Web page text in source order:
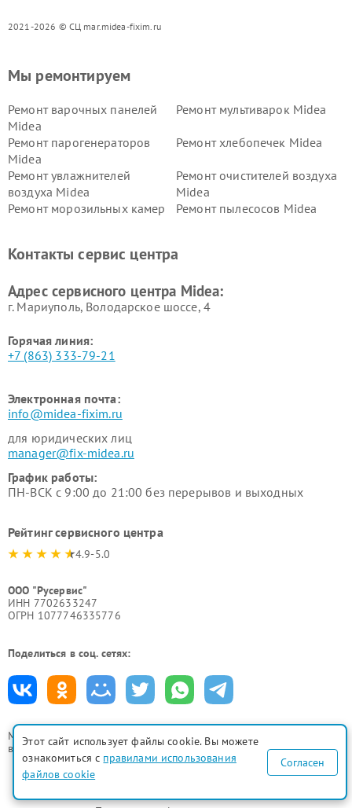
2021-2026 © СЦ mar.midea-fixim.ru
Мы принимаем
все формы оплаты
Мы ремонтируем
Ремонт варочных панелей
Midea
Ремонт мультиварок Midea
Ремонт парогенераторов
Midea
Ремонт хлебопечек Midea
Ремонт увлажнителей
воздуха Midea
Ремонт очистителей воздуха
Midea
Ремонт морозильных камер
Ремонт пылесосов Midea
пылесосов Midea
Midea
Контакты сервис центра
Адрес сервисного центра Midea:
г. Мариуполь, Володарское шоссе, 4
Горячая линия:
+7 (863) 333-79-21
Электронная почта:
info@midea-fixim.ru
для юридических лиц
manager@fix-midea.ru
График работы:
ПН-ВСК с 9:00 до 21:00 без перерывов и выходных
Рейтинг сервисного центра
4.9-5.0
ООО "Русервис"
ИНН 7702633247
ОГРН 1077746335776
Поделиться в соц. сетях:
Этот сайт использует файлы cookie. Вы можете
ознакомиться с правилами использования
файлов cookie
Согласен